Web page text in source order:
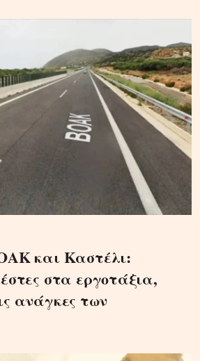
και Καστέλι:
στα εργοτάξια,
ανάγκες των